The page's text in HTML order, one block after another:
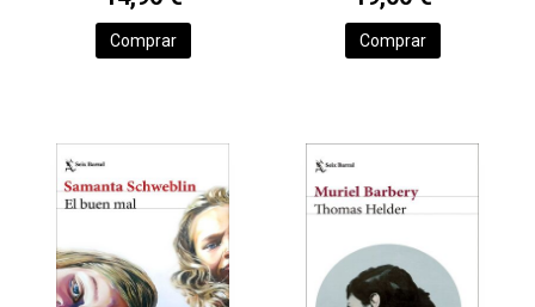
Comprar Comprar